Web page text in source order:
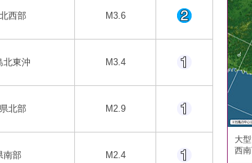
西部 M3.6
北東沖 M3.4
北部 M2.9
南部 M2.4
大
西